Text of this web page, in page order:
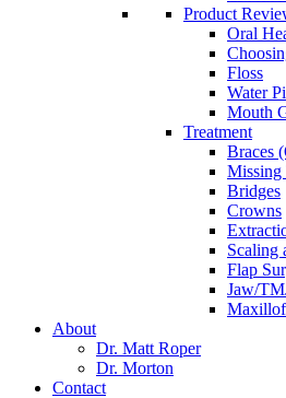
Product
Oral
Floss
Water
Mouth
Treatment
Braces
Missing
Bridges
Crowns
Scaling
Flap
Jaw/
About
Dr. Matt Roper
Dr. Morton
Contact